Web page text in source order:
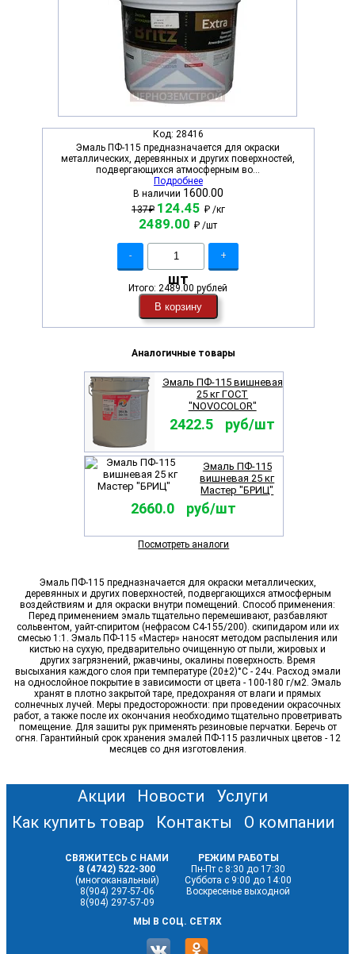
Код: 28416
Эмаль ПФ-115 предназначается для окраски
металлических, деревянных и других поверхностей,
подвергающихся атмосферным во...
Подробнее
В наличии 1600.00
137₽ 124.45 ₽ /кг
2489.00 ₽/шт
- +
шт
Итого:2489.00 рублей
В корзину
Аналогичные товары
Эмаль ПФ-115 вишневая
25 кг ГОСТ
"NOVOCOLOR"
2422.5 руб/шт
Эмаль ПФ-115
вишневая 25 кг
Мастер "БРИЦ"
2660.0 руб/шт
Посмотреть аналоги
Эмаль ПФ-115 предназначается для окраски металлических,
деревянных и других поверхностей, подвергающихся атмосферным
воздействиям и для окраски внутри помещений. Способ применения:
Перед применением эмаль тщательно перемешивают, разбавляют
сольвентом, уайт-спиритом (нефрасом С4-155/200). скипидаром или их
смесью 1:1. Эмаль ПФ-115 «Мастер» наносят методом распыления или
кистью на сухую, предварительно очищенную от пыли, жировых и
других загрязнений, ржавчины, окалины поверхность. Время
высыхания каждого слоя при температуре (20±2)°С - 24ч. Расход эмали
на однослойное покрытие в зависимости от цвета - 100-180 г/м2. Эмаль
хранят в плотно закрытой таре, предохраняя от влаги и прямых
солнечных лучей. Меры предосторожности: при проведении окрасочных
работ, а также после их окончания необходимо тщательно проветривать
помещение. Для зашиты рук применять резиновые перчатки. Беречь от
огня. Гарантийный срок хранения эмалей ПФ-115 различных цветов - 12
месяцев со дня изготовления.
Акции Новости
Услуги
Как купить товар
Контакты О компании
СВЯЖИТЕСЬ С НАМИ
8 (4742) 522-300
(многоканальный)
8(904) 297-57-06
8(904) 297-57-09
РЕЖИМ РАБОТЫ
Пн-Пт с 8:30 до 17:30
Суббота с 9:00 до 14:00
Воскресенье выходной
МЫ В СОЦ. СЕТЯХ